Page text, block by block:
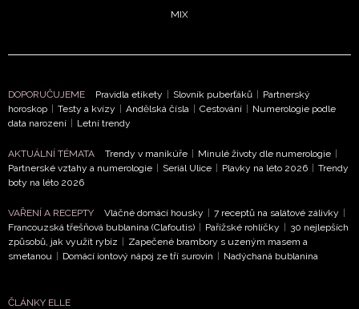
NEWSLETTER
ODESLAT
Přihlášením k newsletteru souhlasíte sObchodními
potvrzujete, že jste se seznámili se
MIX
DOPORUČUJEME Pravidla etikety | Slovník puberťáků | Partnerský
horoskop | Testy a kvízy | Andělská čísla | Cestování | Numerologie podle
data narození | Letní trendy
AKTUÁLNÍ TÉMATA Trendy v manikúře | Minulé životy dle numerologie |
Partnerské vztahy a numerologie | Seriál Ulice | Plavky na léto 2026 | Trendy
boty na léto 2026
VAŘENÍ A RECEPTY Vláčné domácí housky | 7 receptů na salátové zálivky |
Francouzská třešňová bublanina (Clafoutis) | Pařížské rohlíčky | 30 nejlepších
způsobů, jak využít rybíz | Zapečené brambory s uzeným masem a
smetanou | Domácí iontový nápoj ze tří surovin | Nadýchaná bublanina
ČLÁNKY ELLE